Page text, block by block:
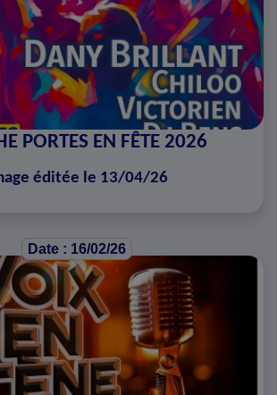
PORTES EN FÊTE 2026
éditée le 13/04/26
Date : 16/02/26